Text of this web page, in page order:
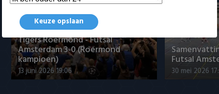
Tigers Roermond - Futsal
Amsterdam 3-0 (Roermond
kampioen)
13 juni 2026 19:06
Futsal
30 mei 2026
Keuze opslaan